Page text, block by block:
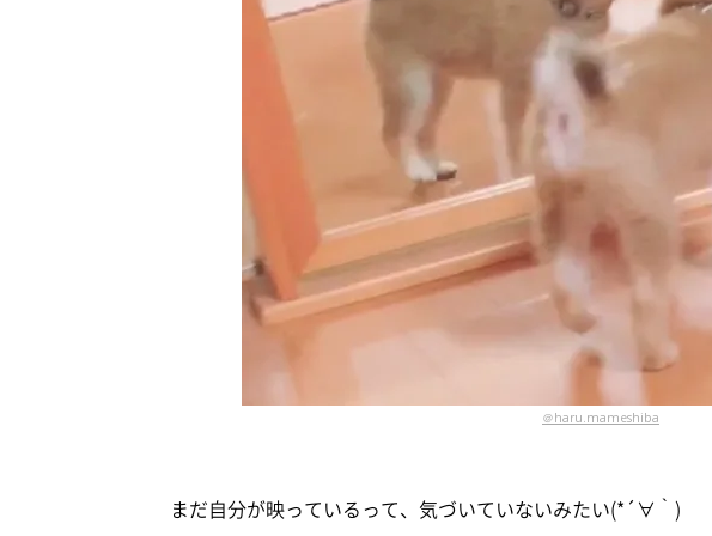
＠haru.mameshiba
まだ自分が映っているって、気づいていないみたい(*´∀｀)